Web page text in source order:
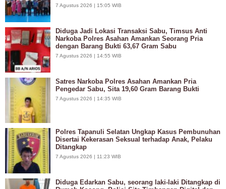
7 Agustus 2026 | 15:05 WIB
Diduga Jadi Lokasi Transaksi Sabu, Timsus Anti
Narkoba Polres Asahan Amankan Seorang Pria
dengan Barang Bukti 63,67 Gram Sabu
7 Agustus 2026 | 14:55 WIB
Satres Narkoba Polres Asahan Amankan Pria
Pengedar Sabu, Sita 19,60 Gram Barang Bukti
7 Agustus 2026 | 14:35 WIB
Polres Tapanuli Selatan Ungkap Kasus Pembunuhan
Disertai Kekerasan Seksual terhadap Anak, Pelaku
Ditangkap
7 Agustus 2026 | 11:23 WIB
Diduga Edarkan Sabu, seorang laki-laki Ditangkap di